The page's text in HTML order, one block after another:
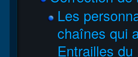
Les
chaînes qui
Entrailles